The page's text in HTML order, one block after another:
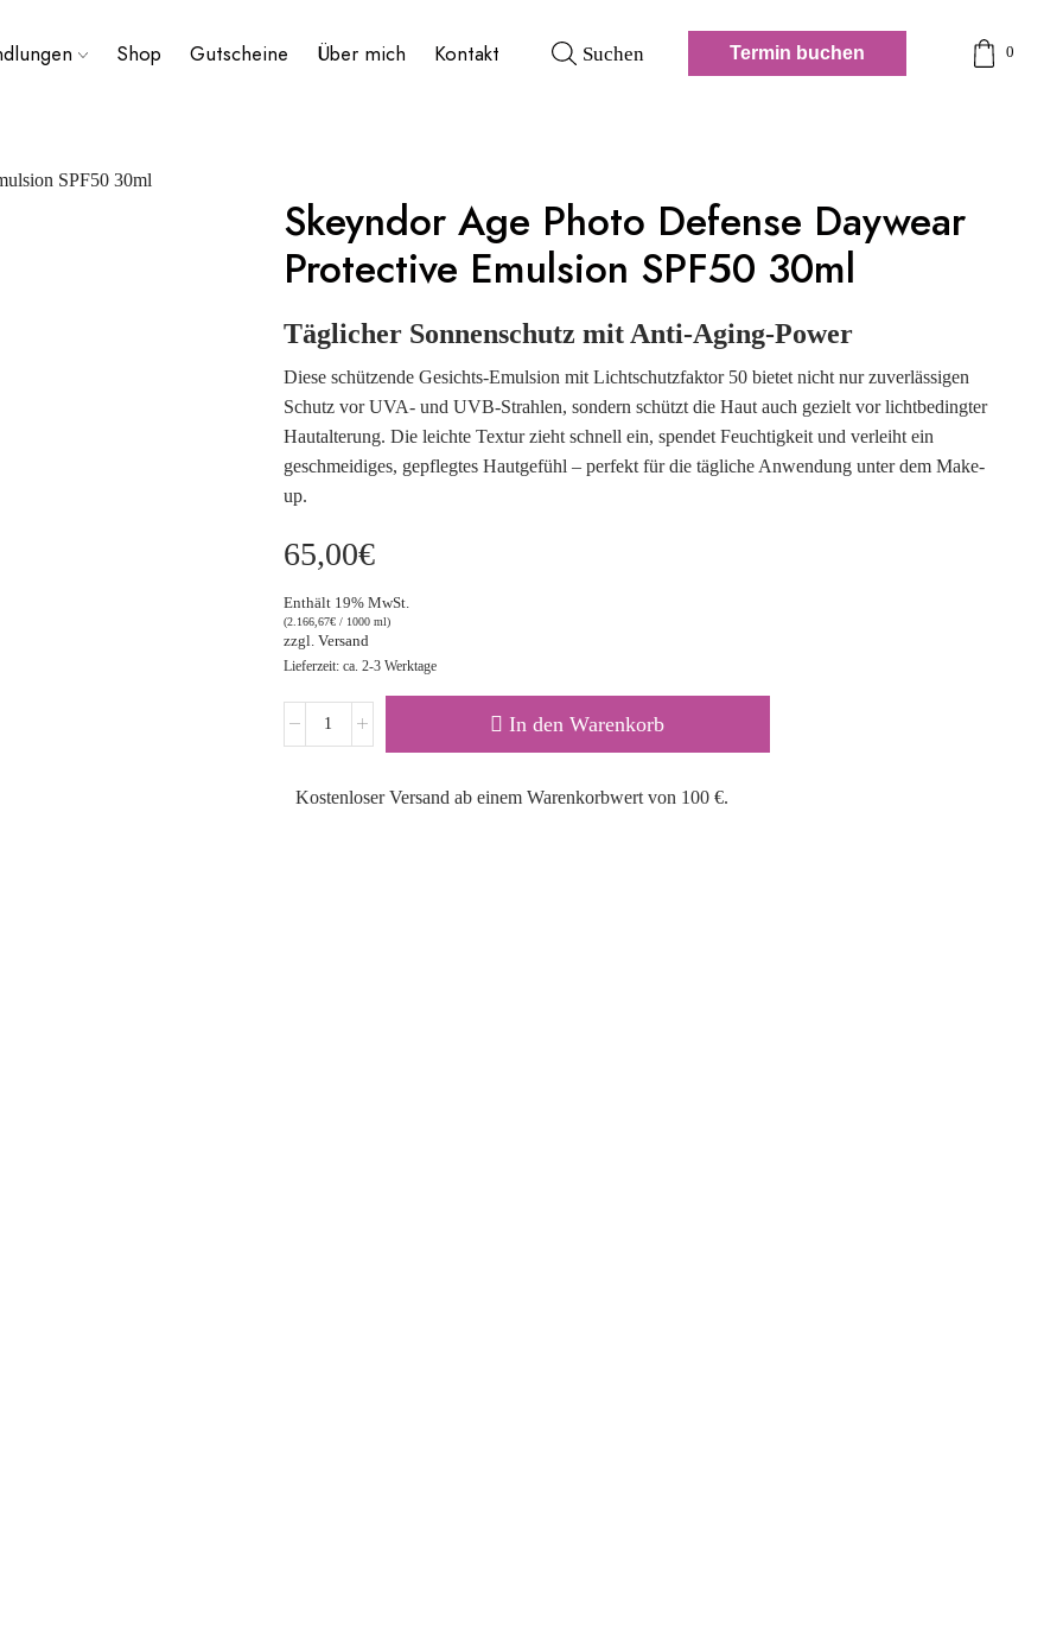
Shop Gutscheine Über mich Kontakt Suchen Termin buchen 0
Skeyndor Age Photo Defense Daywear
Protective Emulsion SPF50 30ml
Täglicher Sonnenschutz mit Anti-Aging-Power
Diese schützende Gesichts-Emulsion mit Lichtschutzfaktor 50 bietet nicht nur zuverlässigen
Schutz vor UVA- und UVB-Strahlen, sondern schützt die Haut auch gezielt vor lichtbedingter
Hautalterung. Die leichte Textur zieht schnell ein, spendet Feuchtigkeit und verleiht ein
geschmeidiges, gepflegtes Hautgefühl – perfekt für die tägliche Anwendung unter dem Make-
up.
65,00€
Enthält 19% MwSt.
(2.166,67€ / 1000 ml)
zzgl. Versand
Lieferzeit: ca. 2-3 Werktage
In den Warenkorb
Kostenloser Versand ab einem Warenkorbwert von 100 €.